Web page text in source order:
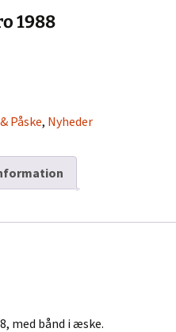
1988
Påske, Nyheder
med bånd i æske.